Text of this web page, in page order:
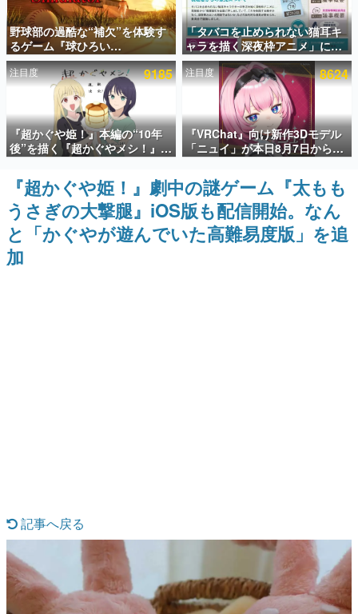
アプリセール情報
インタビュー
連載・特集一覧
殿堂入り記事
SNS拡散数が数千以上！ ページビュー数万以上！ などな
ど。多くの人々に読まれた、電ファミ渾身の“殿堂入り”記
事をまとめました。
ゲームの企画書
名作ゲームクリエイターの方々に製作時のエピソードをお
聞きし、ヒットする企画（ゲーム）とは何か？を探ってい
きます。
赫本
なんでゲームは面白い？
ゲーム開発者・hamatsu氏がゲームの魅力を画面や操作の
具体的な形から解き明かしていく、硬派で骨太な評論連載
です。
野球部の過酷な“補欠”を体験す
るゲーム『球ひろい
Simulator』が「1件」のウィッ
シュリストをもとにチェコ語に
対応しSNSで話題に。『キング
ダム・カム』開発元やチェコの
プロ野球選手から称賛の声
「タバコを止められない猫耳キ
ャラを描く深夜枠アニメ」に視
聴者の一部から批判意見。違法
薬物の使用と思しき描写も含め
て、BPOが議論を交わす
注目度 9185
『超かぐや姫！』本編の“10年
後”を描く『超かぐやメシ！』
Web連載決定。新たなWebマン
ガレーベル「ビビビコミック」
にて特別話が掲載スタート、あ
のお話には…まだ続きがある！
注目度 8624
『VRChat』向け新作3Dモデル
「ニュイ」が本日8月7日から
BOOTHにて発売。瞳に光る星
や感情豊かな表情が、小悪魔か
わいい
『超かぐや姫！』劇中の謎ゲーム『太もも
うさぎの大撃腿』iOS版も配信開始。なん
と「かぐやが遊んでいた高難易度版」を追
加
記事へ戻る